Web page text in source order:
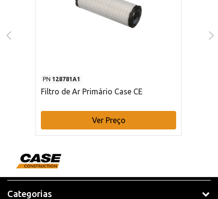
PN 128781A1
Filtro de Ar Primário Case CE
Ver Preço
Categorias